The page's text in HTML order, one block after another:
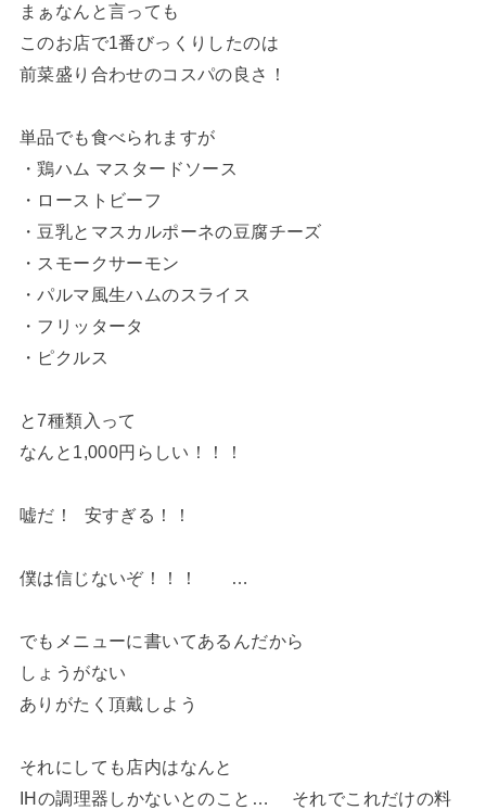
まぁなんと言っても
このお店で1番びっくりしたのは
前菜盛り合わせのコスパの良さ！
単品でも食べられますが
・鶏ハム マスタードソース
・ローストビーフ
・豆乳とマスカルポーネの豆腐チーズ
・スモークサーモン
・パルマ風生ハムのスライス
・フリッタータ
・ピクルス
と7種類入って
なんと1,000円らしい！！！
嘘だ！ 安すぎる！！
僕は信じないぞ！！！ …
でもメニューに書いてあるんだから
しょうがない
ありがたく頂戴しよう
それにしても店内はなんと
IHの調理器しかないとのこと… それでこれだけの料